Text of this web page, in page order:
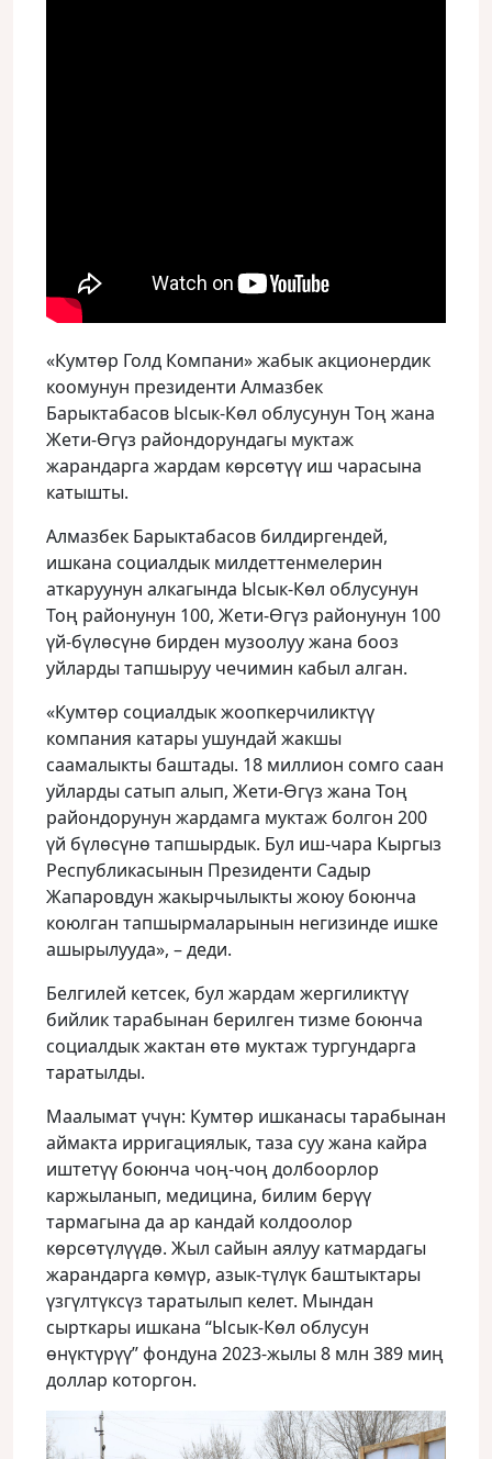
«Кумтөр Голд Компани» жабык акционердик
коомунун президенти Алмазбек
Барыктабасов Ысык-Көл облусунун Тоң жана
Жети-Өгүз райондорундагы муктаж
жарандарга жардам көрсөтүү иш чарасына
катышты.
Алмазбек Барыктабасов билдиргендей,
ишкана социалдык милдеттенмелерин
аткаруунун алкагында Ысык-Көл облусунун
Тоң районунун 100, Жети-Өгүз районунун 100
үй-бүлөсүнө бирден музоолуу жана бооз
уйларды тапшыруу чечимин кабыл алган.
«Кумтөр социалдык жоопкерчиликтүү
компания катары ушундай жакшы
саамалыкты баштады. 18 миллион сомго саан
уйларды сатып алып, Жети-Өгүз жана Тоң
райондорунун жардамга муктаж болгон 200
үй бүлөсүнө тапшырдык. Бул иш-чара Кыргыз
Республикасынын Президенти Садыр
Жапаровдун жакырчылыкты жоюу боюнча
коюлган тапшырмаларынын негизинде ишке
ашырылууда», – деди.
Белгилей кетсек, бул жардам жергиликтүү
бийлик тарабынан берилген тизме боюнча
социалдык жактан өтө муктаж тургундарга
таратылды.
Маалымат үчүн: Кумтөр ишканасы тарабынан
аймакта ирригациялык, таза суу жана кайра
иштетүү боюнча чоң-чоң долбоорлор
каржыланып, медицина, билим берүү
тармагына да ар кандай колдоолор
көрсөтүлүүдө. Жыл сайын аялуу катмардагы
жарандарга көмүр, азык-түлүк баштыктары
үзгүлтүксүз таратылып келет. Мындан
сырткары ишкана “Ысык-Көл облусун
өнүктүрүү” фондуна 2023-жылы 8 млн 389 миң
доллар которгон.